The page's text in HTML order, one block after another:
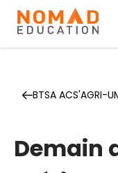
BTSA ACS'AGRI-
Demain